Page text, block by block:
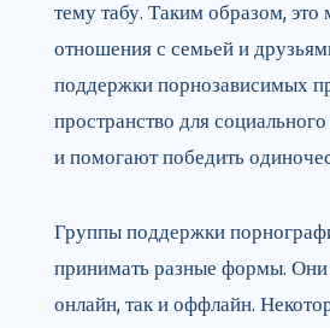
тему табу. Таким образом, это
отношения с семьей и
поддержки порнозависимых
пространство для
и помогают победить
Группы поддержки
принимать разные формы. Они
онлайн, так и оффлайн.